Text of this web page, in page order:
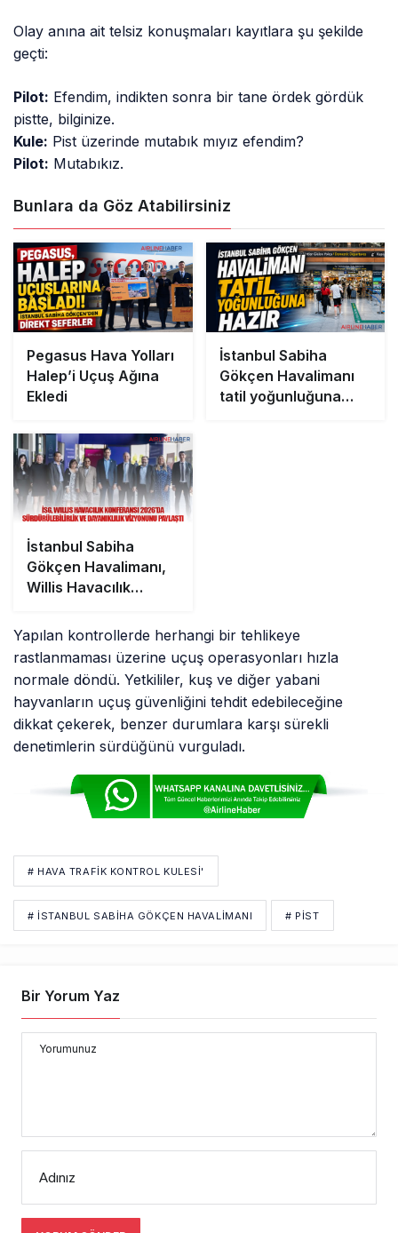
Olay anına ait telsiz konuşmaları kayıtlara şu şekilde
geçti:
Pilot: Efendim, indikten sonra bir tane ördek gördük
pistte, bilginize.
Kule: Pist üzerinde mutabık mıyız efendim?
Pilot: Mutabıkız.
Bunlara da Göz Atabilirsiniz
Pegasus Hava Yolları
Halep’i Uçuş Ağına
Ekledi
İstanbul Sabiha
Gökçen Havalimanı
tatil yoğunluğuna
İstanbul Sabiha
Gökçen Havalimanı,
Willis Havacılık
Sürdürülebilirlik ve
Dayanıklılık
Vizyonunu Paylaştı
Yapılan kontrollerde herhangi bir tehlikeye
rastlanmaması üzerine uçuş operasyonları hızla
normale döndü. Yetkililer, kuş ve diğer yabani
hayvanların uçuş güvenliğini tehdit edebileceğine
dikkat çekerek, benzer durumlara karşı sürekli
denetimlerin sürdüğünü vurguladı.
# HAVA TRAFIK KONTROL KULESI'
# İSTANBUL SABIHA GÖKÇEN HAVALIMANI # PIST
Bir Yorum Yaz
Yorumunuz
Adınız